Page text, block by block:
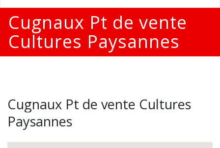
Cugnaux Pt de vente
Cultures Paysannes
Cugnaux Pt de vente Cultures
Paysannes